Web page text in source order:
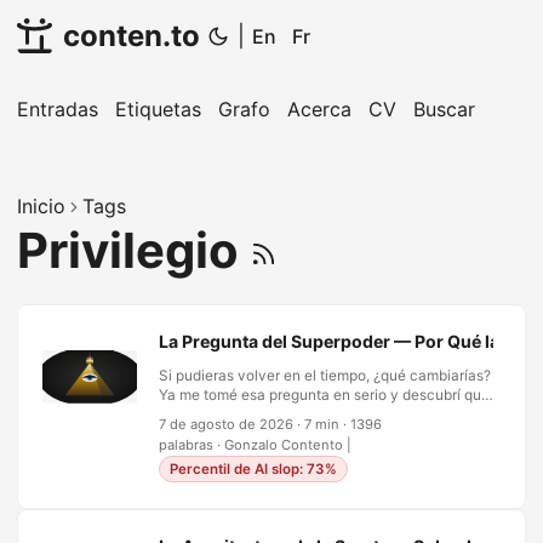
conten.to En Fr
Entradas Etiquetas Grafo Acerca CV Buscar
Inicio Tags
Privilegio
La Pregunta del Superpoder — Por Qué la
Si pudieras volver en el tiempo, ¿qué cambiarías?
Ya me tomé esa pregunta en serio y descubrí que
la premisa se derrumba bajo su propio peso — en
realidad no tienes acceso al pasado que
pretenderías arreglar. La pregunta del superpoder
es el otro clásico, y parece más fácil: no hay
7 de agosto de 2026 · 7 min · 1396
palabras · Gonzalo Contento
Percentil de AI slop: 73%